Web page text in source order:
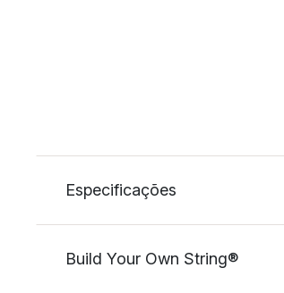
Especificações
Build Your Own String®